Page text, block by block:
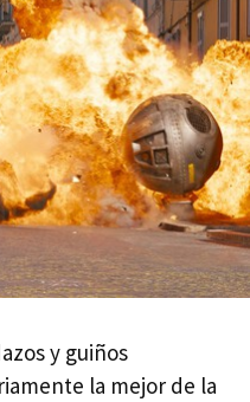
y guiños
la mejor de la